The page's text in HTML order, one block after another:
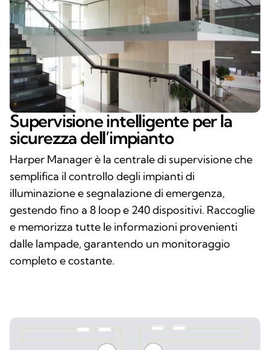
Supervisione intelligente per la
sicurezza dell’impianto
Harper Manager è la centrale di supervisione che
semplifica il controllo degli impianti di
illuminazione e segnalazione di emergenza,
gestendo fino a 8 loop e 240 dispositivi. Raccoglie
e memorizza tutte le informazioni provenienti
dalle lampade, garantendo un monitoraggio
completo e costante.